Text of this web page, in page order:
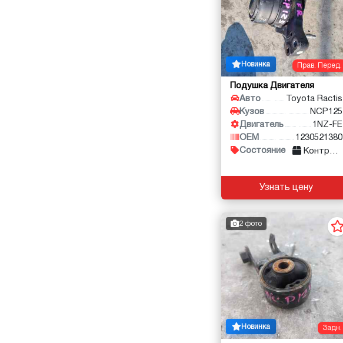
Прав. Перед.
Новинка
Подушка Двигателя
Авто
Toyota Ractis
Кузов
NCP125
Двигатель
1NZ-FE
OEM
1230521380
Состояние
Контракт
Узнать цену
Задн.
2 фото
Новинка